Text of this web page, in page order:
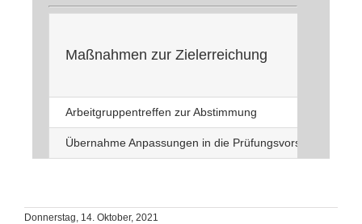
Maßnahmen zur Zielerreichung
Arbeitgruppentreffen zur Abstimmung
Übernahme Anpassungen in die Prüfungsvorschläge
Donnerstag, 14. Oktober, 2021